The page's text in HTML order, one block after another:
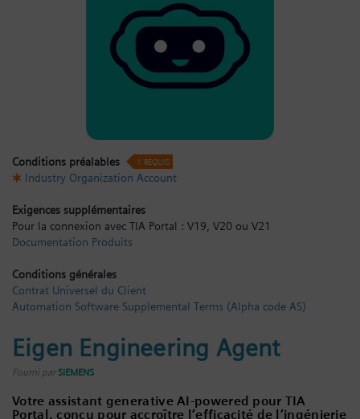
Industrial Software Store
Mon panier: 0 articles
Se connecter
Conditions préalables 1 REQUIS
Industry Organization Account
Exigences supplémentaires
Pour la connexion avec TIA Portal : V19, V20 ou V21
Documentation Produits
Conditions générales
Contrat Universel du Client
Automation Software Supplemental Terms (Alpha code AS)
Eigen Engineering Agent
Fourni par SIEMENS
Votre assistant generative AI-powered pour TIA
Portal, conçu pour accroître l’efficacité de l’ingénierie